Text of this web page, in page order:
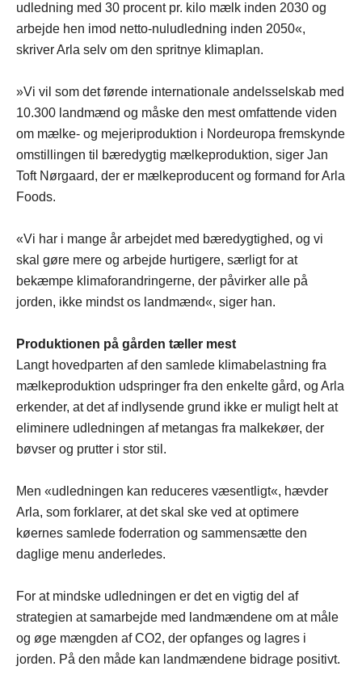
udledning med 30 procent pr. kilo mælk inden 2030 og
arbejde hen imod netto-nuludledning inden 2050«,
skriver Arla selv om den spritnye klimaplan.
»Vi vil som det førende internationale andelsselskab med
10.300 landmænd og måske den mest omfattende viden
om mælke- og mejeriproduktion i Nordeuropa fremskynde
omstillingen til bæredygtig mælkeproduktion, siger Jan
Toft Nørgaard, der er mælkeproducent og formand for Arla
Foods.
«Vi har i mange år arbejdet med bæredygtighed, og vi
skal gøre mere og arbejde hurtigere, særligt for at
bekæmpe klimaforandringerne, der påvirker alle på
jorden, ikke mindst os landmænd«, siger han.
Produktionen på gården tæller mest
Langt hovedparten af den samlede klimabelastning fra
mælkeproduktion udspringer fra den enkelte gård, og Arla
erkender, at det af indlysende grund ikke er muligt helt at
eliminere udledningen af metangas fra malkekøer, der
bøvser og prutter i stor stil.
Men «udledningen kan reduceres væsentligt«, hævder
Arla, som forklarer, at det skal ske ved at optimere
køernes samlede foderration og sammensætte den
daglige menu anderledes.
For at mindske udledningen er det en vigtig del af
strategien at samarbejde med landmændene om at måle
og øge mængden af CO2, der opfanges og lagres i
jorden. På den måde kan landmændene bidrage positivt.